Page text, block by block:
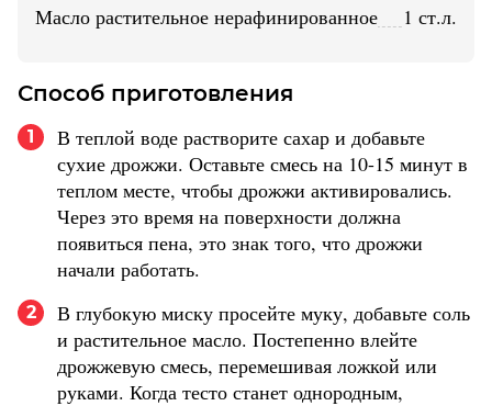
масло растительное нерафинированное
1 ст.л.
Способ приготовления
1
В теплой воде растворите сахар и добавьте
сухие дрожжи. Оставьте смесь на 10-15 минут в
теплом месте, чтобы дрожжи активировались.
Через это время на поверхности должна
появиться пена, это знак того, что дрожжи
начали работать.
2
В глубокую миску просейте муку, добавьте соль
и растительное масло. Постепенно влейте
дрожжевую смесь, перемешивая ложкой или
руками. Когда тесто станет однородным,